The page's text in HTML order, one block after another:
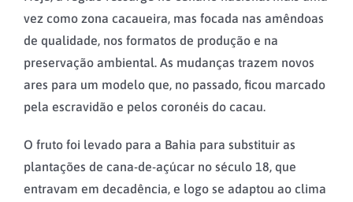
vez como zona cacaueira, mas focada nas amêndoas
de qualidade, nos formatos de produção e na
preservação ambiental. As mudanças trazem novos
ares para um modelo que, no passado, ficou marcado
pela escravidão e pelos coronéis do cacau.
O fruto foi levado para a Bahia para substituir as
plantações de cana-de-açúcar no século 18, que
entravam em decadência, e logo se adaptou ao clima